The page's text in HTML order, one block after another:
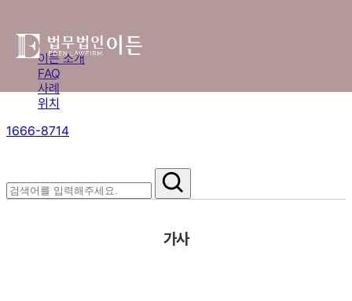
이든 소개
FAQ
사례
위치
1666-8714
가사